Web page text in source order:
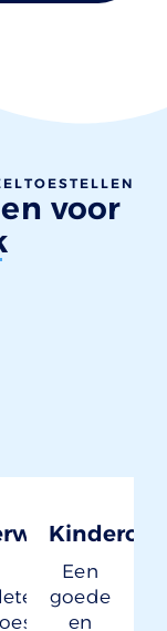
voor
Een
goede
en